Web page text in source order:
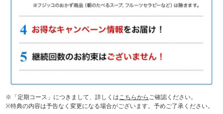
※「定期コース」につきまして、詳しくはこちらから ご確認ください。
※特典の内容は予告なく変更になる場合がございます。予めご了承ください。